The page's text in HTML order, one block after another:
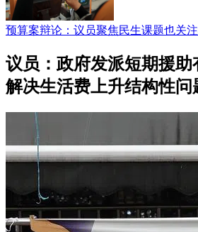
预算案辩论：议员聚焦民生课题也关
议员：政府发派短期援助
解决生活费上升结构性问